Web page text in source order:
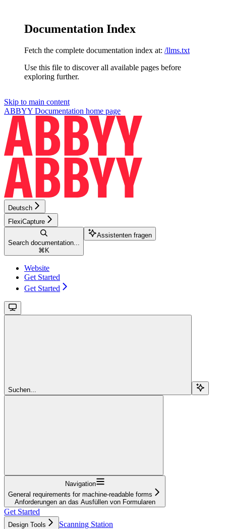
Documentation Index
Fetch the complete documentation index at: /llms.txt
Use this file to discover all available pages before
exploring further.
Skip to main content
ABBYY Documentation home page
Deutsch
FlexiCapture
Search documentation...
⌘ K
Assistenten fragen
Website
Get Started
Get Started
Suchen...
Navigation
General requirements for machine-readable forms
Anforderungen an das Ausfüllen von Formularen
Get Started
Design Tools
Scanning Station